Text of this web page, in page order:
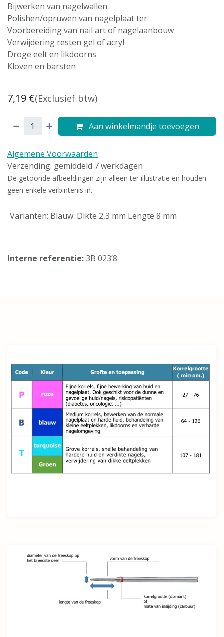
Bijwerken van nagelwallen
Polishen/opruwen van nagelplaat ter
Voorbereiding van nail art of nagelaanbouw
Verwijdering resten gel of acryl
Droge eelt en likdoorns
Kloven en barsten
7,19 €(Exclusief btw)
Aan winkelmandje toevoegen
Algemene Voorwaarden
Verzending: gemiddeld 7 werkdagen
De getoonde afbeeldingen zijn alleen ter illustratie en houden
geen enkele verbintenis in.
Varianten: Blauw: Dikte 2,3 mm Lengte 8 mm
Interne referentie:3B 023’8